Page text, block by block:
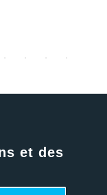
et des